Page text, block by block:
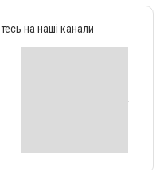
на наші канали